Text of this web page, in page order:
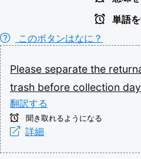
単語
このボタンはなに？
Please separate the
trash before collection
翻訳する
聞き取れるようになる
詳細